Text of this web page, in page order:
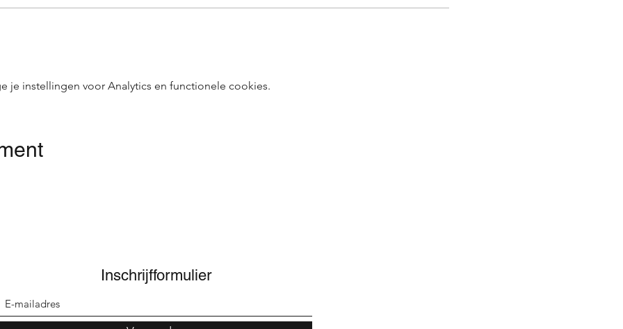
je instellingen voor Analytics en functionele cookies.
Inschrijfformulier